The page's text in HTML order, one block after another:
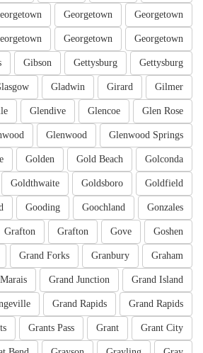
Georgetown
Georgetown
Georgetown
Georgetown
Gettysburg
Gettysburg
Gibson
Gilmer
Girard
Gladwin
Glen Rose
Glencoe
Glendive
Glenwood Springs
Glenwood
Golconda
Gold Beach
Golden
Goldfield
Goldsboro
Goldthwaite
Gonzales
Goochland
Gooding
Goshen
Gove
Grafton
Grafton
Graham
Granbury
Grand Forks
Grand Island
Grand Junction
Grand Rapids
Grand Rapids
Grant City
Grant
Grants Pass